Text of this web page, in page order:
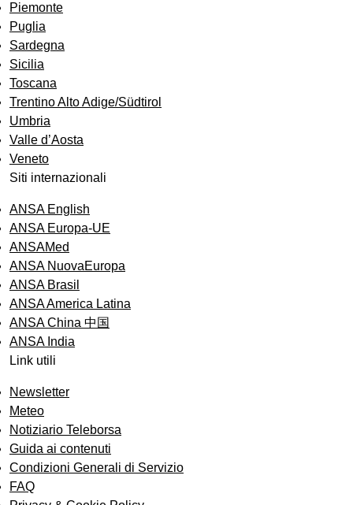
Piemonte
Puglia
Sardegna
Sicilia
Toscana
Trentino Alto Adige/Südtirol
Umbria
Valle d’Aosta
Veneto
Siti internazionali
ANSA English
ANSA Europa-UE
ANSAMed
ANSA NuovaEuropa
ANSA Brasil
ANSA America Latina
ANSA China 中国
ANSA India
Link utili
Newsletter
Meteo
Notiziario Teleborsa
Guida ai contenuti
Condizioni Generali di Servizio
FAQ